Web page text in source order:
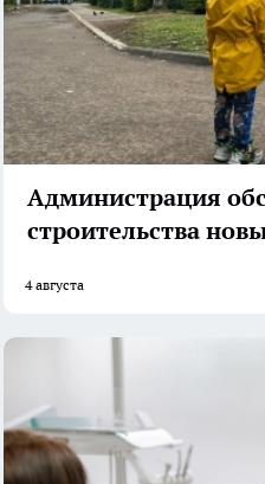
Администрация
строительства
4 августа